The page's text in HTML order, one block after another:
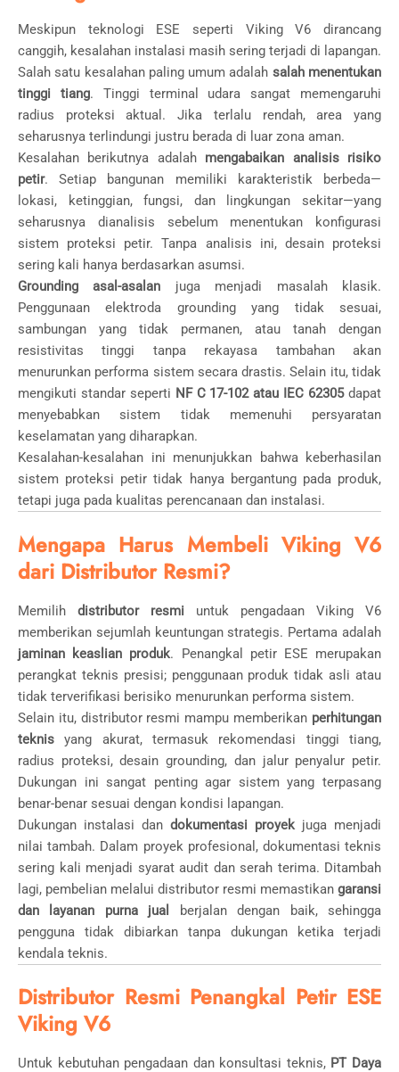
Meskipun teknologi ESE seperti Viking V6 dirancang
canggih, kesalahan instalasi masih sering terjadi di lapangan.
Salah satu kesalahan paling umum adalah salah menentukan
tinggi tiang. Tinggi terminal udara sangat memengaruhi
radius proteksi aktual. Jika terlalu rendah, area yang
seharusnya terlindungi justru berada di luar zona aman.
Kesalahan berikutnya adalah mengabaikan analisis risiko
petir. Setiap bangunan memiliki karakteristik berbeda—
lokasi, ketinggian, fungsi, dan lingkungan sekitar—yang
seharusnya dianalisis sebelum menentukan konfigurasi
sistem proteksi petir. Tanpa analisis ini, desain proteksi
sering kali hanya berdasarkan asumsi.
Grounding asal-asalan juga menjadi masalah klasik.
Penggunaan elektroda grounding yang tidak sesuai,
sambungan yang tidak permanen, atau tanah dengan
resistivitas tinggi tanpa rekayasa tambahan akan
menurunkan performa sistem secara drastis. Selain itu, tidak
mengikuti standar seperti NF C 17-102 atau IEC 62305dapat
menyebabkan sistem tidak memenuhi persyaratan
keselamatan yang diharapkan.
Kesalahan-kesalahan ini menunjukkan bahwa keberhasilan
sistem proteksi petir tidak hanya bergantung pada produk,
tetapi juga pada kualitas perencanaan dan instalasi.
Mengapa Harus Membeli Viking V6
dari Distributor Resmi?
Memilih distributor resmi untuk pengadaan Viking V6
memberikan sejumlah keuntungan strategis. Pertama adalah
jaminan keaslian produk. Penangkal petir ESE merupakan
perangkat teknis presisi; penggunaan produk tidak asli atau
tidak terverifikasi berisiko menurunkan performa sistem.
Selain itu, distributor resmi mampu memberikan perhitungan
teknis yang akurat, termasuk rekomendasi tinggi tiang,
radius proteksi, desain grounding, dan jalur penyalur petir.
Dukungan ini sangat penting agar sistem yang terpasang
benar-benar sesuai dengan kondisi lapangan.
Dukungan instalasi dan dokumentasi proyek juga menjadi
nilai tambah. Dalam proyek profesional, dokumentasi teknis
sering kali menjadi syarat audit dan serah terima. Ditambah
lagi, pembelian melalui distributor resmi memastikan garansi
dan layanan purna jual
berjalan dengan baik, sehingga
pengguna tidak dibiarkan tanpa dukungan ketika terjadi
kendala teknis.
Distributor Resmi Penangkal Petir ESE
Viking V6
Untuk kebutuhan pengadaan dan konsultasi teknis, PT Daya